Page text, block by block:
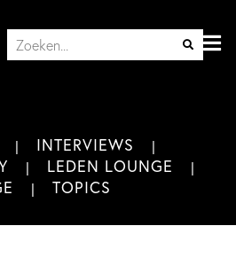
INTERVIEWS
LEDEN LOUNGE
TOPICS